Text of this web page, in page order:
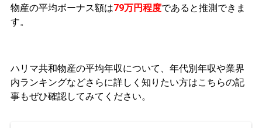
物産の平均ボーナス額は79万円程度であると推測できま
す。
ハリマ共和物産の平均年収について、年代別年収や業界
内ランキングなどさらに詳しく知りたい方はこちらの記
事もぜひ確認してみてください。